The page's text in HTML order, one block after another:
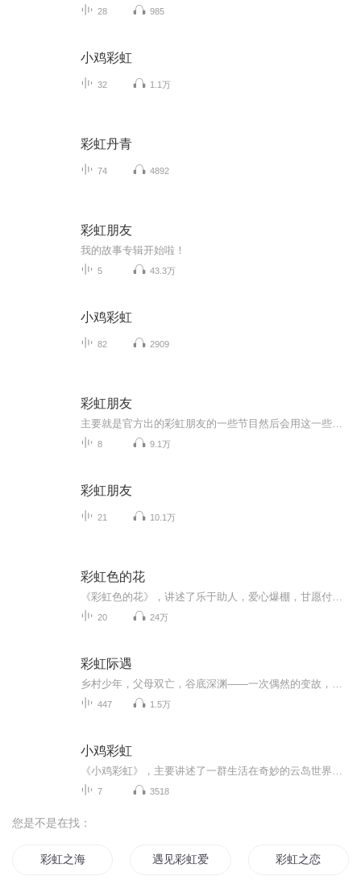
28 985
小鸡彩虹
32 1.1万
彩虹丹青
74 4892
彩虹朋友
我的故事专辑开始啦！
5 43.3万
小鸡彩虹
82 2909
彩虹朋友
8 9.1万
彩虹朋友
21 10.1万
彩虹色的花
20 24万
彩虹际遇
447 1.5万
小鸡彩虹
7 3518
您是不是在找：
彩虹之海 遇见彩虹爱情 彩虹之恋